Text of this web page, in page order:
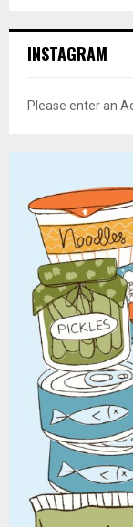
INSTAGRAM
Please enter an